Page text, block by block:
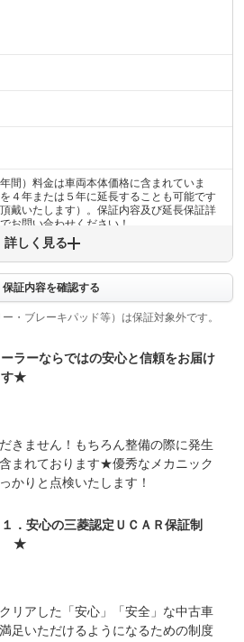
間）料金は車両本体価格に含まれていま
４年または５年に延長することも可能です
頂戴いたします）。保証内容及び延長保証詳
お問い合わせください！
部品（塗装・サビ含む）、消耗品及び油脂類
対象部品となります。
購入時のその車両本体価格（消費税抜）と
額を超える修理は保証修理を利用すること
の修理についてはお客様の負担額はござい
車販売株式会社、または当社と提携してい
月または法定24ヶ月点検整備付
検整備付の場合は法定24ヶ月点検整備付
または12ヶ月点検整備付
検整備付 ※商用車は１２ヶ月点検整備付
４ヶ月点検整備を実施いたします。当店の
、１００項目に及ぶ点検整備です。
詳しく見る
保証内容を確認する
・ブレーキパッド等）は保証対象外です。
ラーならではの安心と信頼をお届け
す★
きません！もちろん整備の際に発生
まれております★優秀なメカニック
かりと点検いたします！
安心の三菱認定ＵＣＡＲ保証制
★
リアした「安心」「安全」な中古車
足いただけるようになるための制度